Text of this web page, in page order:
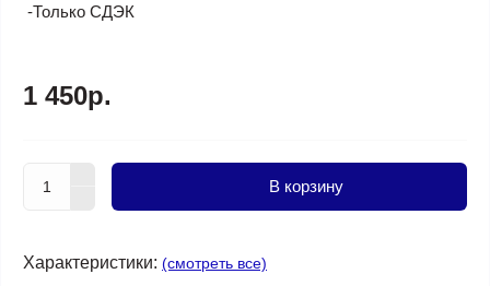
-Только СДЭК
1 450р.
В корзину
Характеристики: (смотреть все)